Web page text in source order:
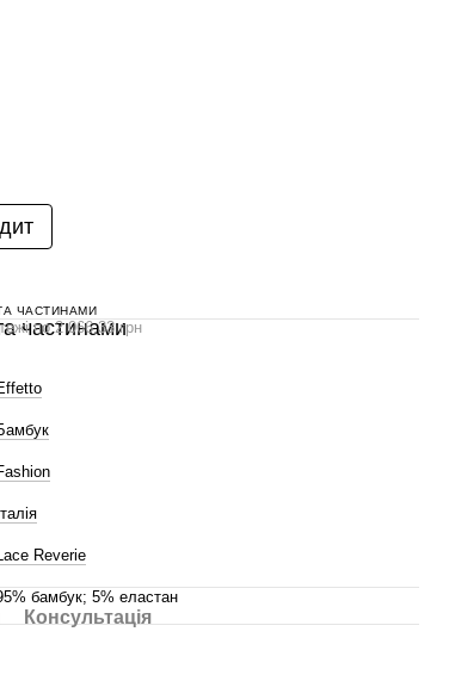
ЧАСТИНАМИ
по 2 066.33 грн
Італія
Reverie
бамбук; 5% еластан
Консультація